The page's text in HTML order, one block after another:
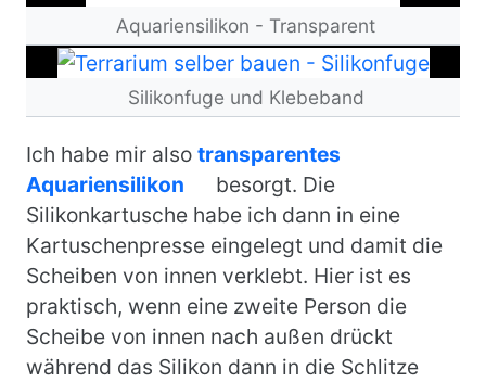
Aquariensilikon - Transparent
Bild
Silikonfuge und Klebeband
Ich habe mir also transparentes
Aquariensilikon
besorgt. Die
Silikonkartusche habe ich dann in eine
Kartuschenpresse eingelegt und damit die
Scheiben von innen verklebt. Hier ist es
praktisch, wenn eine zweite Person die
Scheibe von innen nach außen drückt
während das Silikon dann in die Schlitze